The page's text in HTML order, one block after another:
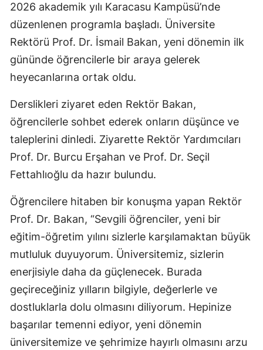
2026 akademik yılı Karacasu Kampüsü’nde
düzenlenen programla başladı. Üniversite
Rektörü Prof. Dr. İsmail Bakan, yeni dönemin ilk
gününde öğrencilerle bir araya gelerek
heyecanlarına ortak oldu.
Derslikleri ziyaret eden Rektör Bakan,
öğrencilerle sohbet ederek onların düşünce ve
taleplerini dinledi. Ziyarette Rektör Yardımcıları
Prof. Dr. Burcu Erşahan ve Prof. Dr. Seçil
Fettahlıoğlu da hazır bulundu.
Öğrencilere hitaben bir konuşma yapan Rektör
Prof. Dr. Bakan, “Sevgili öğrenciler, yeni bir
eğitim-öğretim yılını sizlerle karşılamaktan büyük
mutluluk duyuyorum. Üniversitemiz, sizlerin
enerjisiyle daha da güçlenecek. Burada
geçireceğiniz yılların bilgiyle, değerlerle ve
dostluklarla dolu olmasını diliyorum. Hepinize
başarılar temenni ediyor, yeni dönemin
üniversitemize ve şehrimize hayırlı olmasını arzu